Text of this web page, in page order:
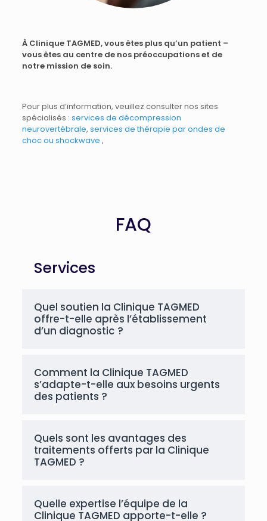
À Clinique TAGMED, vous êtes plus qu’un patient –
vous êtes au centre de nos préoccupations et de
notre mission de soin.
Pour plus d’information, veuillez consulter nos sites
spécialisés : services de décompression
neurovertébrale, services de thérapie par ondes de
choc ou shockwave ,
FAQ
Services
Quel soutien la Clinique TAGMED
offre-t-elle après l’établissement
d’un diagnostic ?
Comment la Clinique TAGMED
s’adapte-t-elle aux besoins urgents
des patients ?
Quels sont les avantages des
traitements offerts par la Clinique
TAGMED ?
Quelle expertise l’équipe de la
Clinique TAGMED apporte-t-elle ?